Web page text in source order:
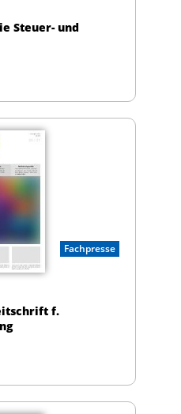
Steuer- und
Fachpresse
f.